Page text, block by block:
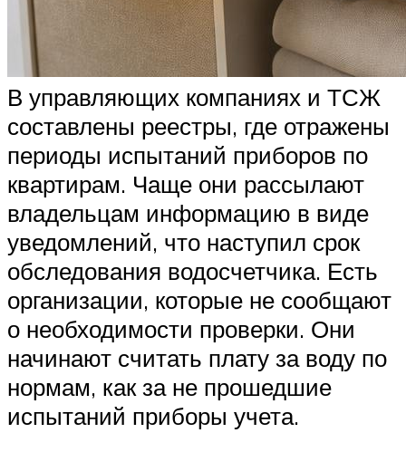
В управляющих компаниях и ТСЖ
составлены реестры, где отражены
периоды испытаний приборов по
квартирам. Чаще они рассылают
владельцам информацию в виде
уведомлений, что наступил срок
обследования водосчетчика. Есть
организации, которые не сообщают
о необходимости проверки. Они
начинают считать плату за воду по
нормам, как за не прошедшие
испытаний приборы учета.